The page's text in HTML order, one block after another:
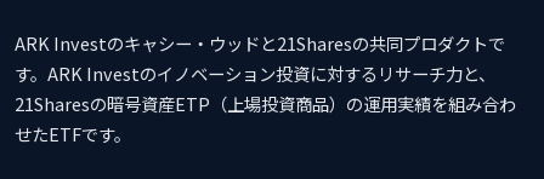
ARK Investのキャシー・ウッドと21Sharesの共同プロダクトで
す。ARK Investのイノベーション投資に対するリサーチ力と、
21Sharesの暗号資産ETP（上場投資商品）の運用実績を組み合わ
せたETFです。